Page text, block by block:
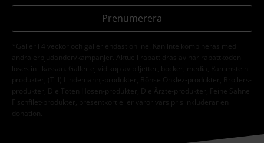
Prenumerera
*Gäller i 4 veckor och gäller endast online. Kan inte kombineras med
andra erbjudanden/kampanjer. Aktuell rabatt dras av när rabattkoden
löses in i kassan. Gäller ej vid köp av biljetter, böcker, media, Rammstein-
produkter, (Till) Lindemann,-produkter, Böhse Onklez-produkter, Broilers-
produkter, Die Toten Hosen-produkter, Die Ärzte-produkter, Feine Sahne
Fischfilet-produkter, presentkort eller varor vars pris inkluderar en
donation.